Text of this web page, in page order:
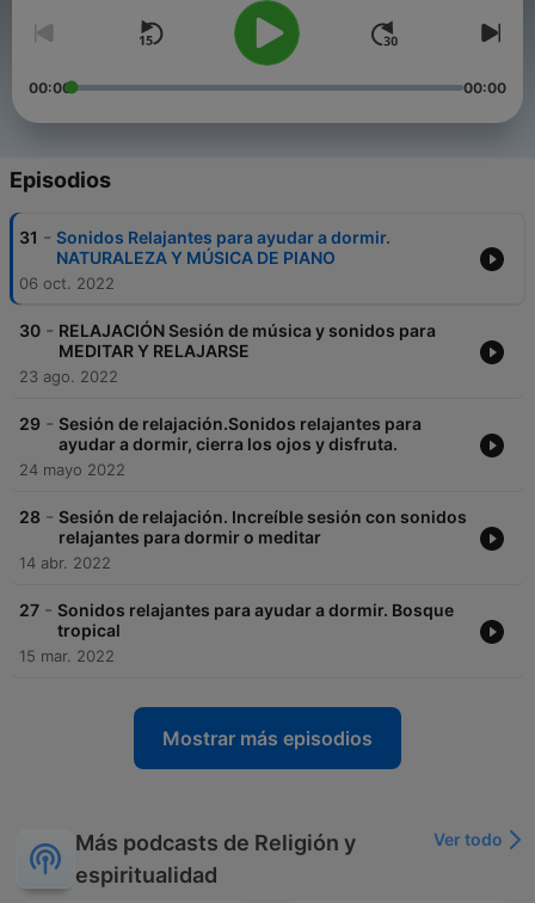
https://open.spotify.com/show/79ssrygms8kL0kUdF1FJT1?
si=0b5cb85c256748e5
🌍 Sonidos de relajación inspirados en viaje:
https://open.spotify.com/show/3Z3N0O84Ln8Eb52zxhrxxn?
si=1c0beba07d674ef7
🙏 Sesiones de relajación:
si=1fcb64dff79b49b4
💤 Dormir en 5 minutos. Relajación:
https://open.spotify.com/show/2QEHfPbhd9CszSiBfmivTb
🇬🇧 🇺🇸 English language Relaxing Podcast
https://open.spotify.com/show/4BcuoQRvVLjNE1mXTnIPuN?
si=00f4e455e8904422
TODOS LOS CANALES EN UN ENLACE:
https://linktr.ee/relajacionymeditacion
👋 SÍGUEME EN:
📲 TELEGRAM:https://t.me/relajacionymeditacion
📷 INSTAGRAM:https://www.instagram.com/relajacionmeditacion/
💻 YOUTUBE:
📹 TWITCH:https://www.twitch.tv/relajacionymeditacion
✏ FACEBOOK:https://www.facebook.com/Relajaci%C3%B3n-y-
meditaci%C3%B3n-107509581826463
🔶 ¡Cierra los ojos y disfruta! 🔶
00:00 00:00
Episodios
31 - Sonidos Relajantes para ayudar a dormir.
NATURALEZA Y MÚSICA DE PIANO
06 oct. 2022
30 - RELAJACIÓN Sesión de música y sonidos para
MEDITAR Y RELAJARSE
23 ago. 2022
29 - Sesión de relajación.Sonidos relajantes para
ayudar a dormir, cierra los ojos y disfruta.
24 mayo 2022
28 - Sesión de relajación. Increíble sesión con sonidos
relajantes para dormir o meditar
14 abr. 2022
27 - Sonidos relajantes para ayudar a dormir. Bosque
tropical
15 mar. 2022
Mostrar más episodios
Más podcasts de Religión y
espiritualidad
Ver todo